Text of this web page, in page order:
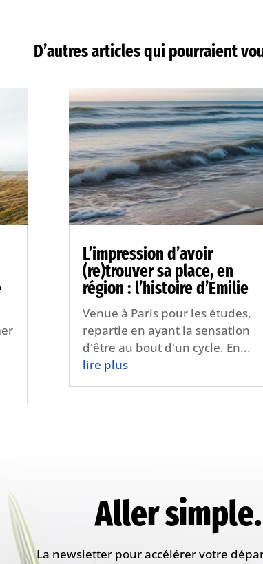
D’autres articles qui pourraient
L’impression d’avoir
(re)trouver sa place, en
région : l’histoire d’Emilie
Venue à Paris pour les études,
repartie en ayant la sensation
d'être au bout d'un cycle. En...
lire plus
Aller simple.
La newsletter pour accélérer votre